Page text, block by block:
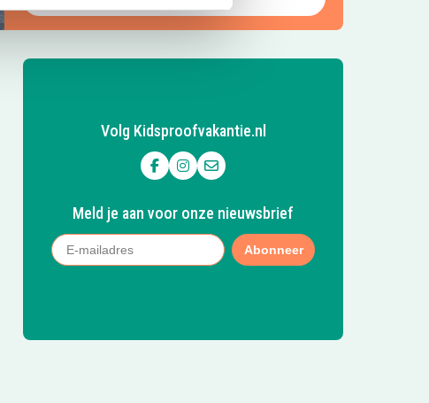
Volg Kidsproofvakantie.nl
Volg ons op Facebook
Volg ons op Instagram
Mail ons
Meld je aan voor onze nieuwsbrief
Abonneer